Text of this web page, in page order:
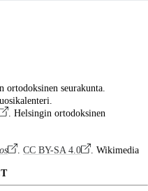
ortodoksinen seurakunta.
. Helsingin ortodoksinen
. CC BY-SA 4.0
. Wikimedia